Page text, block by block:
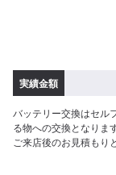
実績金額
バッテリー交換はセル
る物への交換となりま
ご来店後のお見積もり